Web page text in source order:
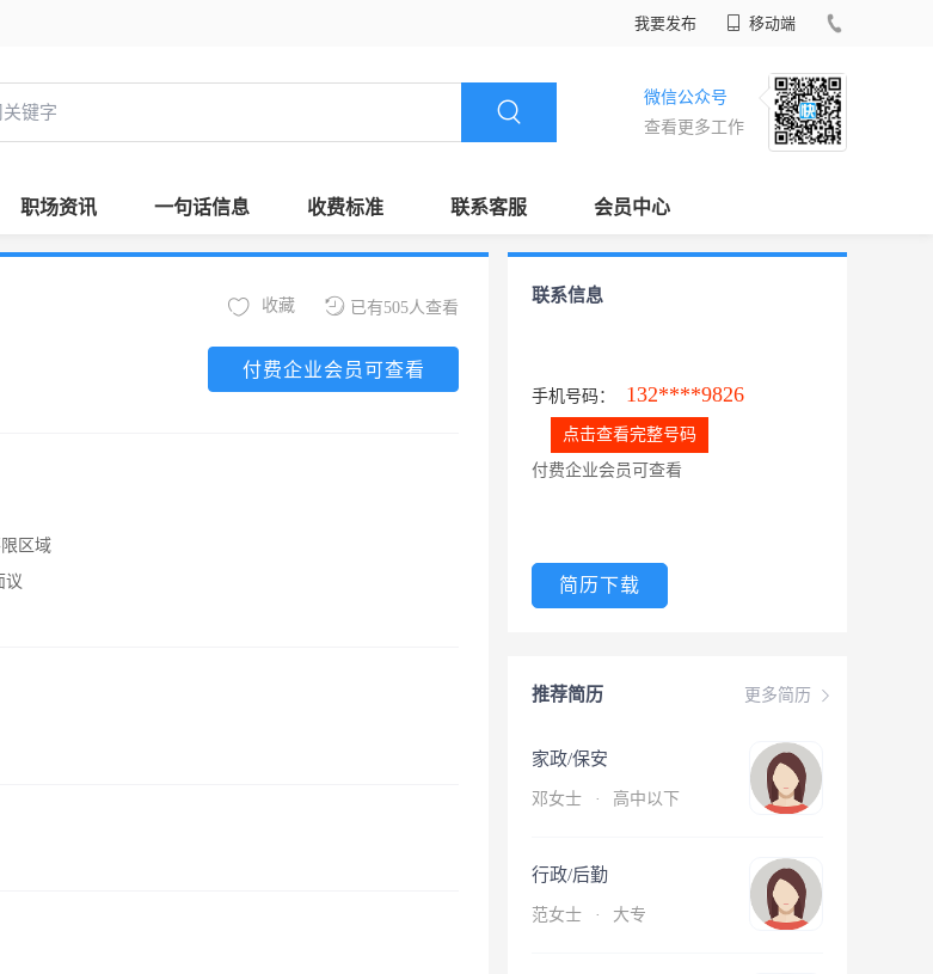
我要发布 移动端
微信公众号
查看更多工作
职场资讯 一句话信息 收费标准 联系客服 会员中心
已有505人查看
收藏
付费企业会员可查看
区域
议
联系信息
手机号码： 132****9826
点击查看完整号码
付费企业会员可查看
简历下载
更多简历
推荐简历
家政/保安
邓女士 · 高中以下
行政/后勤
范女士 · 大专